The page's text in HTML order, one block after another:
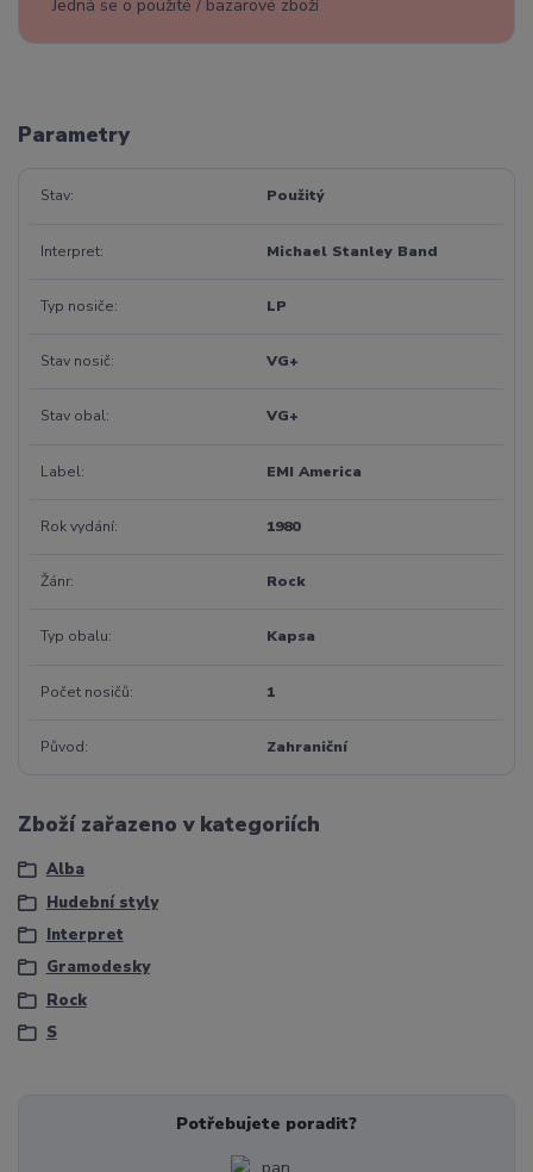
Jedná se o použité / bazarové zboží
Parametry
Stav Použitý
Interpret Michael Stanley Band
Typ nosiče LP
Stav nosič VG+
Stav obal VG+
Label EMI America
Rok vydání 1980
Žánr Rock
Typ obalu Kapsa
Počet nosičů 1
Původ Zahraniční
Zboží zařazeno v kategoriích
Alba
Hudební styly
Interpret
Gramodesky
Rock
S
Potřebujete poradit?